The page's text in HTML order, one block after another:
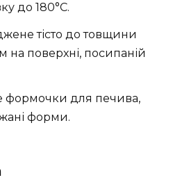
до 180°C.
тісто до товщини
на поверхні, посипаній
формочки для печива,
форми.